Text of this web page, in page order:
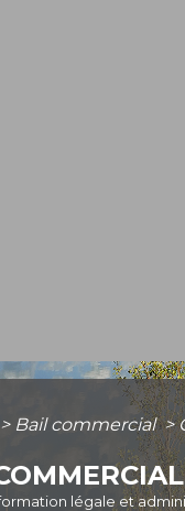
> Bail commercial>
légale et